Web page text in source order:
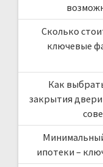
Сколько
ключевые
Как
закрытия
ипотеки –